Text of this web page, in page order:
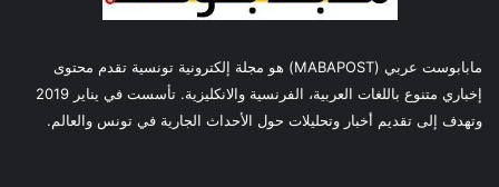
مابابوست عربي (MABAPOST) هو مجلة إلكترونية تونسية تقدم محتوى
إخباري متنوع باللغات العربية، الفرنسية والانكليزية. تأسست في يناير 2019
وتهدف إلى تقديم أخبار وتحليلات حول الأحداث الجارية في تونس والعالم.